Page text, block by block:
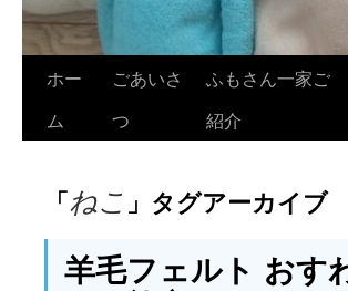
ホー
ム
ごあいさ
つ
ふもさん一家ご
紹介
「ねこ 」タグアーカイブ
羊毛フェルト おす